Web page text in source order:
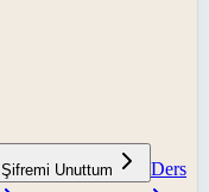
Şifremi Unuttum
Ders